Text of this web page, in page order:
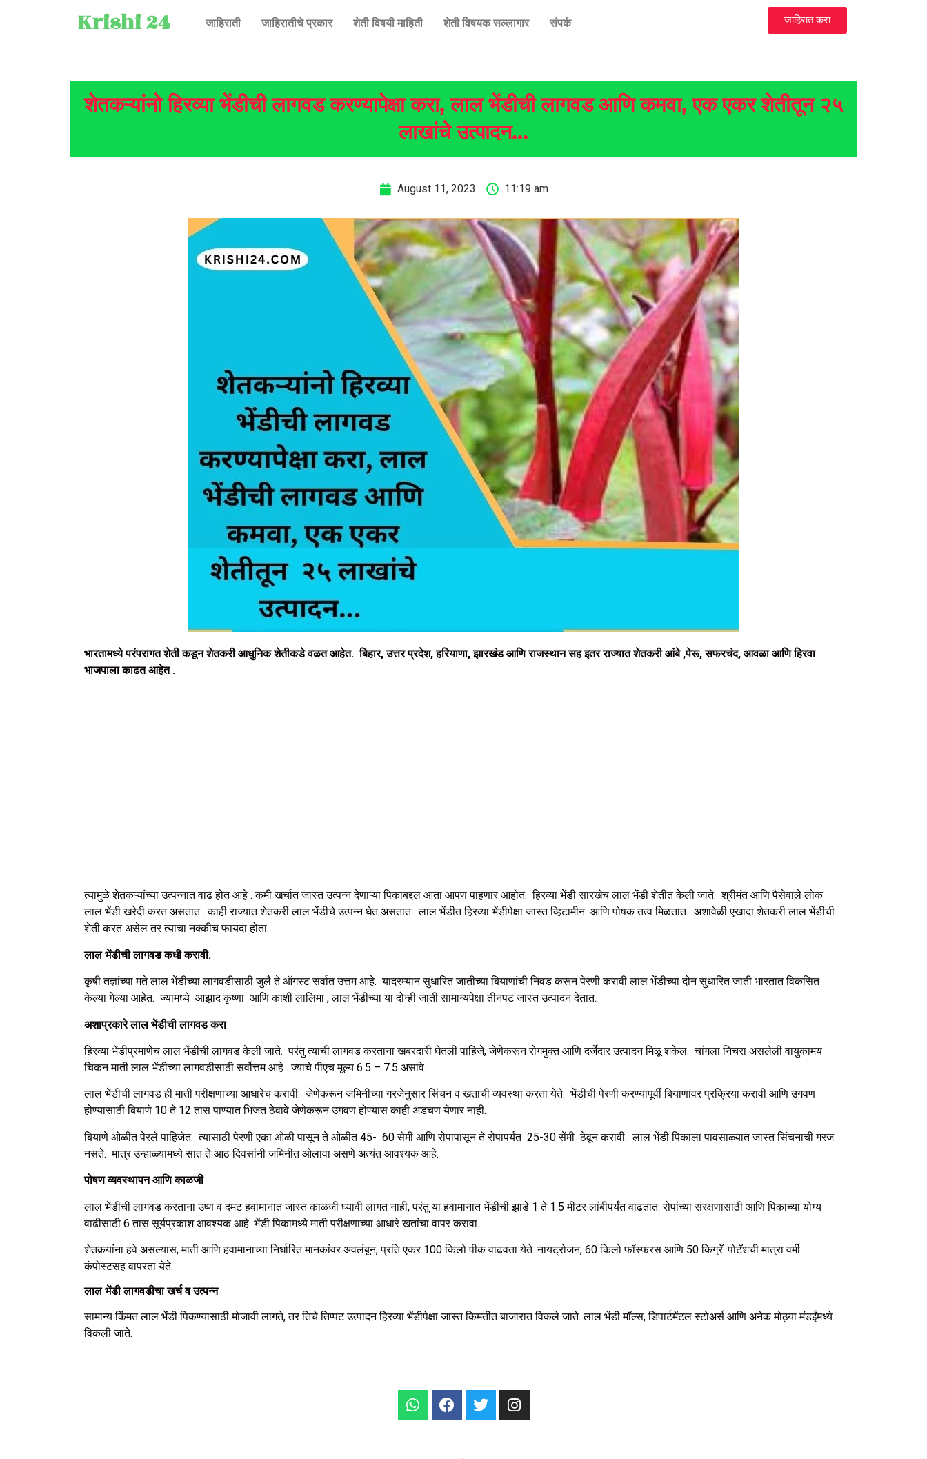
Krishi 24 जाहिराती जाहिरातीचे प्रकार शेती विषयी माहिती शेती विषयक सल्लागार संपर्क जाहिरात करा
शेतकऱ्यांनो हिरव्या भेंडीची लागवड करण्यापेक्षा करा, लाल भेंडीची लागवड आणि कमवा, एक एकर शेतीतून २५
लाखांचे उत्पादन…
August 11, 2023 11:19 am
भारतामध्ये परंपरागत शेती कडून शेतकरी आधुनिक शेतीकडे वळत आहेत. बिहार, उत्तर प्रदेश, हरियाणा, झारखंड आणि राजस्थान सह इतर राज्यात शेतकरी आंबे ,पेरू, सफरचंद, आवळा आणि हिरवा
भाजपाला काढत आहेत .
त्यामुळे शेतकऱ्यांच्या उत्पन्नात वाढ होत आहे . कमी खर्चात जास्त उत्पन्न देणाऱ्या पिकाबद्दल आता आपण पाहणार आहोत. हिरव्या भेंडी सारखेच लाल भेंडी शेतीत केली जाते. श्रीमंत आणि पैसेवाले लोक
लाल भेंडी खरेदी करत असतात . काही राज्यात शेतकरी लाल भेंडीचे उत्पन्न घेत असतात. लाल भेंडीत हिरव्या भेंडीपेक्षा जास्त व्हिटामीन आणि पोषक तत्व मिळतात. अशावेळी एखादा शेतकरी लाल भेंडीची
शेती करत असेल तर त्याचा नक्कीच फायदा होता.
लाल भेंडीची लागवड कधी करावी.
कृषी तज्ञांच्या मते लाल भेंडीच्या लागवडीसाठी जुलै ते ऑगस्ट सर्वात उत्तम आहे. यादरम्यान सुधारित जातीच्या बियाणांची निवड करून पेरणी करावी लाल भेंडीच्या दोन सुधारित जाती भारतात विकसित
केल्या गेल्या आहेत. ज्यामध्ये आझाद कृष्णा आणि काशी लालिमा , लाल भेंडीच्या या दोन्ही जाती सामान्यपेक्षा तीनपट जास्त उत्पादन देतात.
अशाप्रकारे लाल भेंडीची लागवड करा
हिरव्या भेंडीप्रमाणेच लाल भेंडीची लागवड केली जाते. परंतु त्याची लागवड करताना खबरदारी घेतली पाहिजे, जेणेकरून रोगमुक्त आणि दर्जेदार उत्पादन मिळू शकेल. चांगला निचरा असलेली वायुकामय
चिकन माती लाल भेंडीच्या लागवडीसाठी सर्वोत्तम आहे . ज्याचे पीएच मूल्य 6.5 – 7.5 असावे.
लाल भेंडीची लागवड ही माती परीक्षणाच्या आधारेच करावी. जेणेकरून जमिनीच्या गरजेनुसार सिंचन व खताची व्यवस्था करता येते. भेंडीची पेरणी करण्यापूर्वी बियाणांवर प्रक्रिया करावी आणि उगवण
होण्यासाठी बियाणे 10 ते 12 तास पाण्यात भिजत ठेवावे जेणेकरून उगवण होण्यास काही अडचण येणार नाही.
बियाणे ओळीत पेरले पाहिजेत. त्यासाठी पेरणी एका ओळी पासून ते ओळीत 45- 60 सेमी आणि रोपापासून ते रोपापर्यंत 25-30 सेंमी ठेवून करावी. लाल भेंडी पिकाला पावसाळ्यात जास्त सिंचनाची गरज
नसते. मात्र उन्हाळ्यामध्ये सात ते आठ दिवसांनी जमिनीत ओलावा असणे अत्यंत आवश्यक आहे.
पोषण व्यवस्थापन आणि काळजी
लाल भेंडीची लागवड करताना उष्ण व दमट हवामानात जास्त काळजी घ्यावी लागत नाही, परंतु या हवामानात भेंडीची झाडे 1 ते 1.5 मीटर लांबीपर्यंत वाढतात. रोपांच्या संरक्षणासाठी आणि पिकाच्या योग्य
वाढीसाठी 6 तास सूर्यप्रकाश आवश्यक आहे. भेंडी पिकामध्ये माती परीक्षणाच्या आधारे खतांचा वापर करावा.
शेतकर्‍यांना हवे असल्यास, माती आणि हवामानाच्या निर्धारित मानकांवर अवलंबून, प्रति एकर 100 किलो पीक वाढवता येते. नायट्रोजन, 60 किलो फॉस्फरस आणि 50 किग्रॅ. पोटॅशची मात्रा वर्मी
कंपोस्टसह वापरता येते.
लाल भेंडी लागवडीचा खर्च व उत्पन्न
सामान्य किंमत लाल भेंडी पिकण्यासाठी मोजावी लागते, तर तिचे तिप्पट उत्पादन हिरव्या भेंडीपेक्षा जास्त किमतीत बाजारात विकले जाते. लाल भेंडी मॉल्स, डिपार्टमेंटल स्टोअर्स आणि अनेक मोठ्या मंडईंमध्ये
विकली जाते.